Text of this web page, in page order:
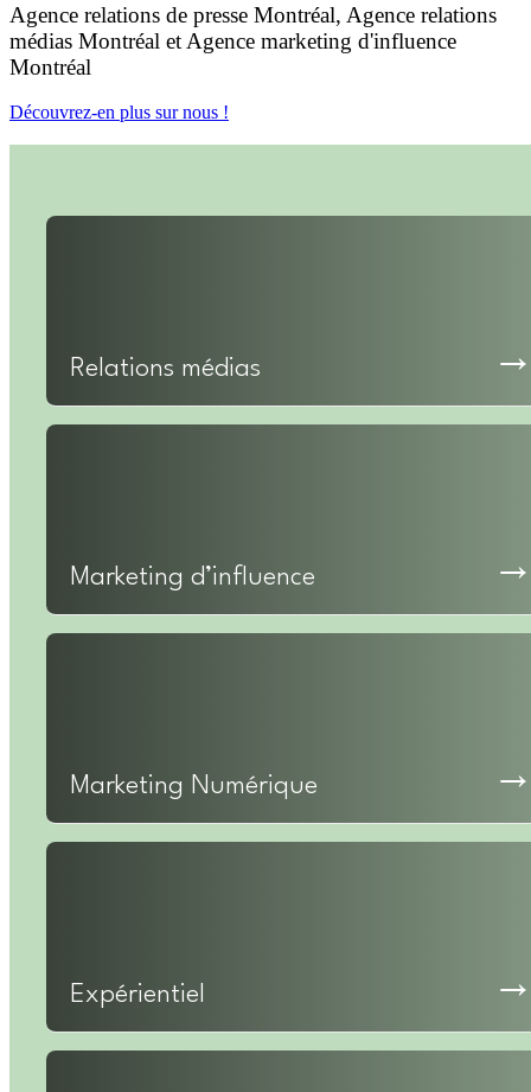
Agence relations de presse Montréal, Agence relations
médias Montréal et Agence marketing d'influence
Montréal
Découvrez-en plus sur nous !
Relations médias
Marketing d’influence
Marketing Numérique
Expérientiel